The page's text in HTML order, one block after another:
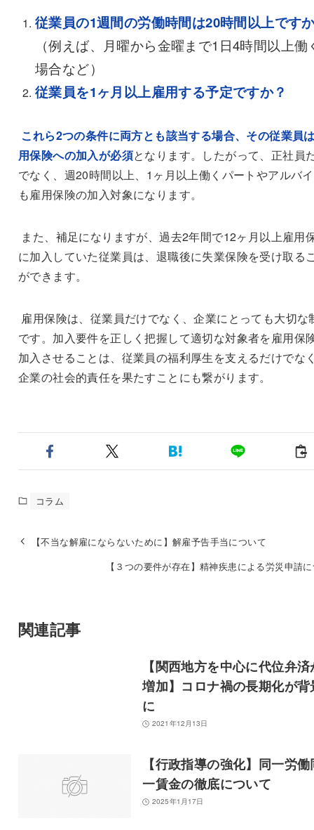
従業員の1週間の労働時間は20時間以上です
（例えば、月曜から金曜まで1 日4時間以上働
場合など）
従業員を1ヶ月以上雇用する予定ですか？
これら2つの条件に両方とも該当する場合、その従業員
用保険への加入が必須となります。したがって、正社員
でなく、週20時間以上、 1 ヶ月以上働くパートやアルバ
も雇用保険の加入対象になります。
また、補足になりますが、過去2年間で12ヶ月以上雇用
に加入していた従業員は、退職後に失業保険を受け取る
ができます。
雇用保険は、従業員だけでなく、企業にとっても大切な
です。加入要件を正しく把握して適切な対象者を雇用保
加入させることは、従業員の福利厚生を支えるだけでな
企業の社会的責任を果たすことにも繋がります。
コラム
【不当な解雇にならないために】解雇予告手当について
【３つの要件が存在】精神疾患による労災申請
関連記事
【関西地方を中心に代位弁済
増加】コロナ禍の長期化が背
に
2021年12月13日
【行政指導の強化】同一労働
一賃金の徹底について
2025年1月17日